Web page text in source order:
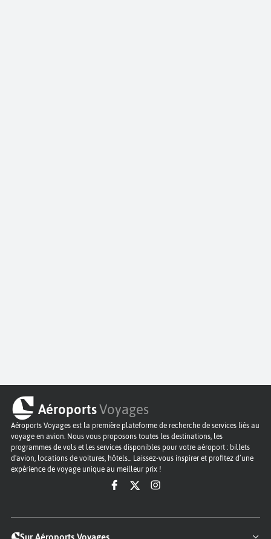
AéroportsVoyages
Aéroports Voyages est la première plateforme de recherche de services liés au
voyage en avion. Nous vous proposons toutes les destinations, les
programmes de vols et les services disponibles pour votre aéroport : billets
d'avion, locations de voitures, hôtels... Laissez-vous inspirer et profitez d’une
expérience de voyage unique au meilleur prix !